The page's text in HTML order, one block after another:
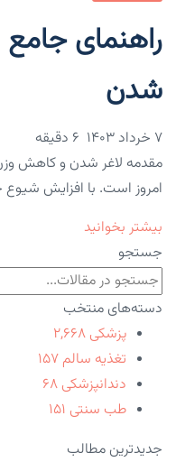
راهنمای
شدن
۷ خرداد ۱۴۰۳
مقدمه لاغر شدن و کاهش
امروز است. با افزایش
بیشتر بخوانید
جستجو
دسته‌های منتخب
پزشکی ۲,۶۶۸
تغذیه سالم ۱۵۷
دندانپزشکی ۶۸
طب سنتی ۱۵۱
جدیدترین مطالب